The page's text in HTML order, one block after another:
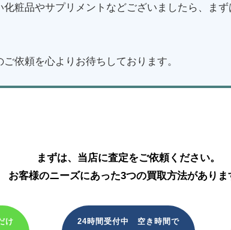
粧品やサプリメントなどございましたら、ま
依頼を心よりお待ちしております。
まずは、当店に査定をご依頼ください。
お客様のニーズにあった3つの買取方法がありま
け 24時間受付中 空き時間で